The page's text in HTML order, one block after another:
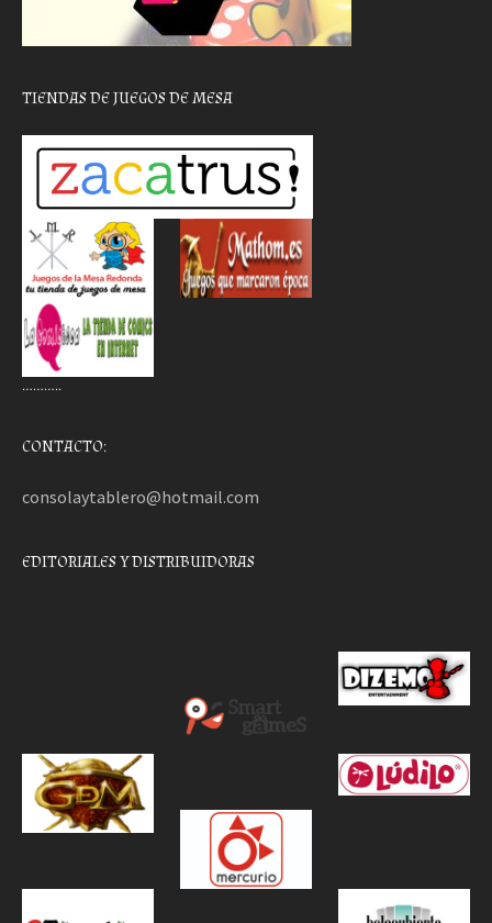
TIENDAS DE JUEGOS DE MESA
………..
CONTACTO:
consolaytablero@hotmail.com
EDITORIALES Y DISTRIBUIDORAS